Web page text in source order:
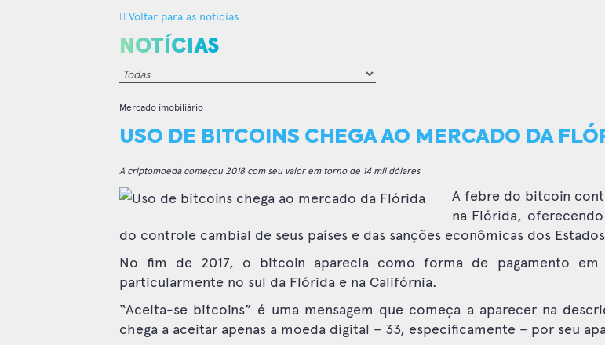
Voltar para as notícias
NOTÍCIAS
Mercado imobiliário
USO DE BITCOINS CHEGA AO MERCADO DA
A criptomoeda começou 2018 com seu valor em torno de 14 mil dólares
A febre do bitcoin
na Flórida,
do controle cambial de seus países e das sanções econômicas dos
No fim de 2017, o bitcoin aparecia como forma de pagamento em
particularmente no sul da Flórida e na Califórnia.
“Aceita-se bitcoins” é uma mensagem que começa a aparecer na
chega a aceitar apenas a moeda digital – 33, especificamente – por seu